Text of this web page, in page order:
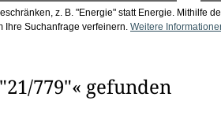
z. B. "Energie" statt Energie. Mithilfe
Ihre Suchanfrage verfeinern. Weitere
779"« gefunden